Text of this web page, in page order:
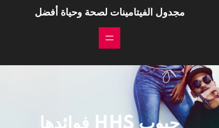
مجدول الفيتامينات لصحة وحياة أفضل
حبوب HHS فوائدها